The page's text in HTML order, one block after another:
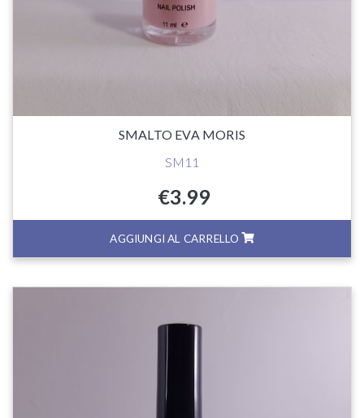
SMALTO EVA MORIS
SM11
€3.99
AGGIUNGI AL CARRELLO